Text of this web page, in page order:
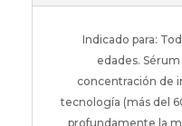
Indicado para:
edades.
concentración de
tecnología (más del
profundamente la